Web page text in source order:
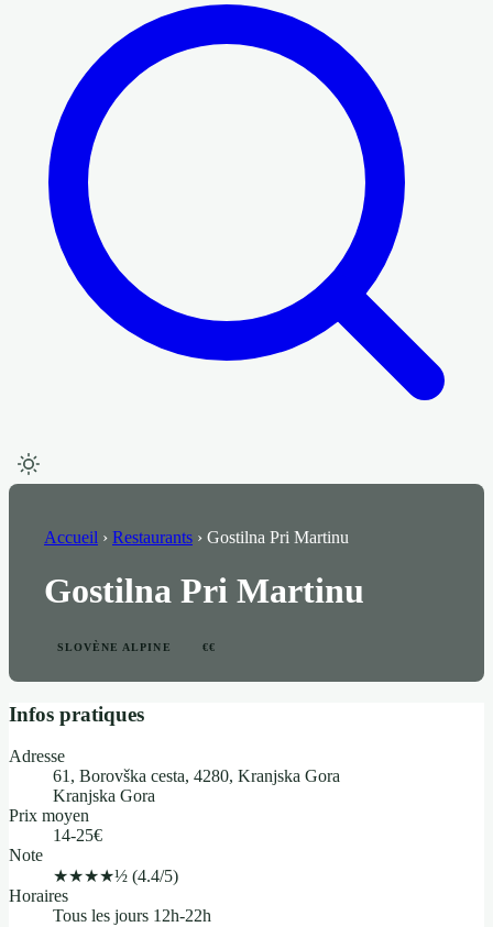
Accueil › Restaurants › Gostilna Pri Martinu
Gostilna Pri Martinu
SLOVÈNE ALPINE €€
Infos pratiques
Adresse
61, Borovška cesta, 4280, Kranjska Gora
Kranjska Gora
Prix moyen
14-25€
Note
★★★★½ (4.4/5)
Horaires
Tous les jours 12h-22h